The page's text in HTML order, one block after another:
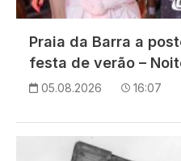
Praia da Barra a
festa de verão –
05.08.2026 16:07